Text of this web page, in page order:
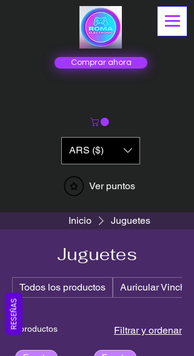
Comprar ahora
ARS ($)
Ver puntos
Inicio Juguetes
Juguetes
Todos los productos Auricular Vincha
2 productos Filtrar y ordenar
RESEÑAS